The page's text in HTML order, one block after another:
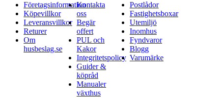
Företagsinformation
Köpevillkor
Leveransvillkor
Returer
Om
husbeslag.se
Kontakta
oss
Begär
offert
PUL och
Kakor
Integritetspolicy
Guider &
köpråd
Manualer
växthus
Postlådor
Fastighetsboxar
Utemiljö
Inomhus
Fyndvaror
Blogg
Varumärke